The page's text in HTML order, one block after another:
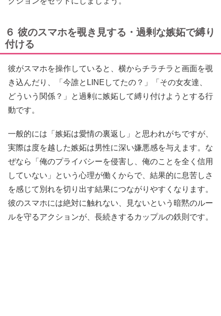
６ 彼のスマホを覗き見する・過剰な嫉妬で縛り
付ける
彼がスマホを操作していると、横からチラチラと画面を覗
き込んだり、「今誰とLINEしてたの？」「その女友達、
どういう関係？」と過剰に嫉妬して縛り付けようとする行
動です。
一般的には「嫉妬は愛情の裏返し」と思われがちですが、
実際は度を越した嫉妬は男性に深い嫌悪感を与えます。な
ぜなら「俺のプライバシーを侵害し、俺のことを全く信用
していない」という心理が働くからで、結果的に息苦しさ
を感じて別れを切り出す結果につながりやすくなります。
彼のスマホには絶対に触れない、見ないという暗黙のルー
ルを守るアクションが、長続きするカップルの鉄則です。